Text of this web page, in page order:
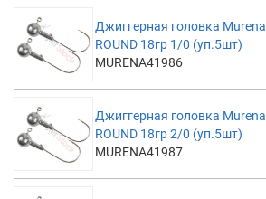
Джиггерная головка Murena
ROUND 18гр 1/0 (уп.5шт)
MURENA41986
Джиггерная головка Murena
ROUND 18гр 2/0 (уп.5шт)
MURENA41987